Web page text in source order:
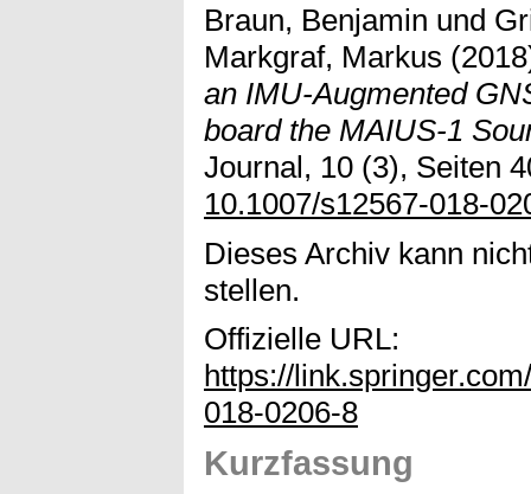
Braun, Benjamin und
Markgraf, Markus
an IMU-Augmented
board the MAIUS-1
Journal, 10 (3), Seiten
10.1007/s12567-018-
Dieses Archiv kann
stellen.
Offizielle URL:
https://
018-0206-8
Kurzfassung